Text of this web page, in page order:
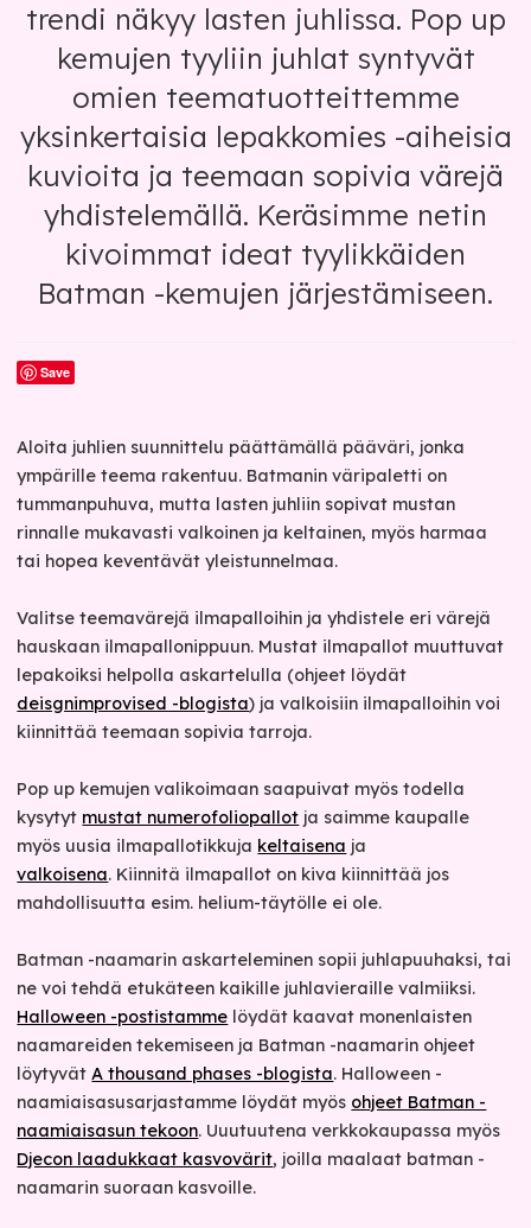
trendi näkyy lasten juhlissa. Pop up
kemujen tyyliin juhlat syntyvät
omien teematuotteittemme
yksinkertaisia lepakkomies -aiheisia
kuvioita ja teemaan sopivia värejä
yhdistelemällä. Keräsimme netin
kivoimmat ideat tyylikkäiden
Batman -kemujen järjestämiseen.
Save
Aloita juhlien suunnittelu päättämällä pääväri, jonka
ympärille teema rakentuu. Batmanin väripaletti on
tummanpuhuva, mutta lasten juhliin sopivat mustan
rinnalle mukavasti valkoinen ja keltainen, myös harmaa
tai hopea keventävät yleistunnelmaa.
Valitse teemavärejä ilmapalloihin ja yhdistele eri värejä
hauskaan ilmapallonippuun. Mustat ilmapallot muuttuvat
lepakoiksi helpolla askartelulla (ohjeet löydät
deisgnimprovised -blogista) ja valkoisiin ilmapalloihin voi
kiinnittää teemaan sopivia tarroja.
Pop up kemujen valikoimaan saapuivat myös todella
kysytyt mustat numerofoliopallot ja saimme kaupalle
myös uusia ilmapallotikkuja keltaisena ja
valkoisena. Kiinnitä ilmapallot on kiva kiinnittää jos
mahdollisuutta esim. helium-täytölle ei ole.
Batman -naamarin askarteleminen sopii juhlapuuhaksi, tai
ne voi tehdä etukäteen kaikille juhlavieraille valmiiksi.
Halloween -postistamme löydät kaavat monenlaisten
naamareiden tekemiseen ja Batman -naamarin ohjeet
löytyvätA thousand phases -blogista. Halloween -
naamiaisasusarjastamme löydät myös ohjeet Batman -
naamiaisasun tekoon. Uuutuutena verkkokaupassa myös
Djecon laadukkaat kasvovärit, joilla maalaat batman -
naamarin suoraan kasvoille.